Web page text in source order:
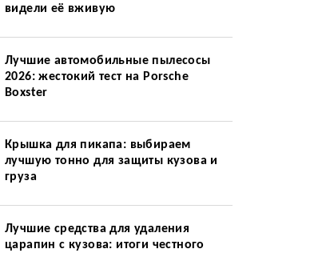
видели её вживую
Лучшие автомобильные пылесосы
2026: жестокий тест на Porsche
Boxster
Крышка для пикапа: выбираем
лучшую тонно для защиты кузова и
груза
Лучшие средства для удаления
царапин с кузова: итоги честного